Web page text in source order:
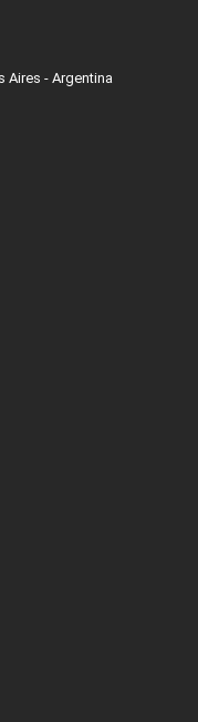
Aires - Argentina